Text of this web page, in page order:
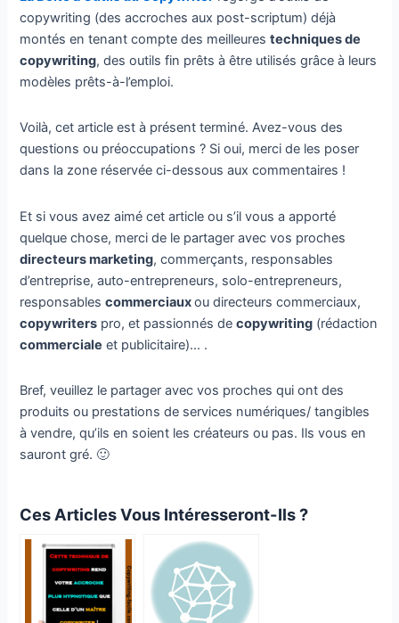
copywriting (des accroches aux post-scriptum) déjà
montés en tenant compte des meilleurestechniques de
copywriting, des outils fin prêts à être utilisés grâce à leurs
modèles prêts-à-l’emploi.
Voilà, cet article est à présent terminé. Avez-vous des
questions ou préoccupations ? Si oui, merci de les poser
dans la zone réservée ci-dessous aux commentaires !
Et si vous avez aimé cet article ou s’il vous a apporté
quelque chose, merci de le partager avec vos proches
directeurs marketing, commerçants, responsables
d’entreprise, auto-entrepreneurs, solo-entrepreneurs,
responsablescommerciauxou directeurs commerciaux,
copywriters pro, et passionnés decopywriting (rédaction
commerciale et publicitaire)… .
Bref, veuillez le partager avec vos proches qui ont des
produits ou prestations de services numériques/ tangibles
à vendre, qu’ils en soient les créateurs ou pas. Ils vous en
sauront gré. 🙂
Ces Articles Vous Intéresseront-Ils ?